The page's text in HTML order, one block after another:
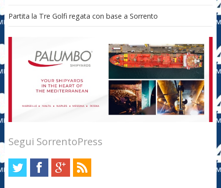
Partita la Tre Golfi regata con base a Sorrento
Segui SorrentoPress